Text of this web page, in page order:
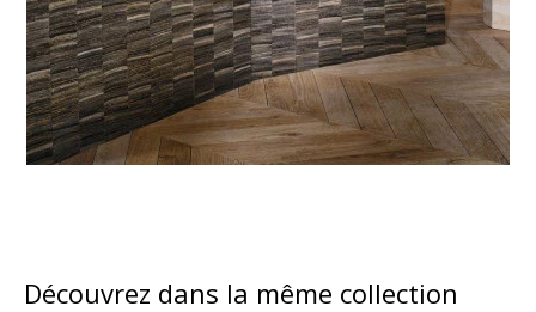
Découvrez dans la même collection